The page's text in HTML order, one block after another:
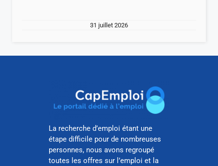
31 juillet 2026
La recherche d’emploi étant une
étape difficile pour de nombreuses
personnes, nous avons regroupé
toutes les offres sur l’emploi et la